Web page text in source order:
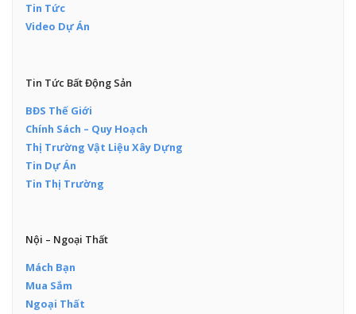
Tin Tức
Video Dự Án
Tin Tức Bất Động Sản
BĐS Thế Giới
Chính Sách – Quy Hoạch
Thị Trường Vật Liệu Xây Dựng
Tin Dự Án
Tin Thị Trường
Nội – Ngoại Thất
Mách Bạn
Mua Sắm
Ngoại Thất